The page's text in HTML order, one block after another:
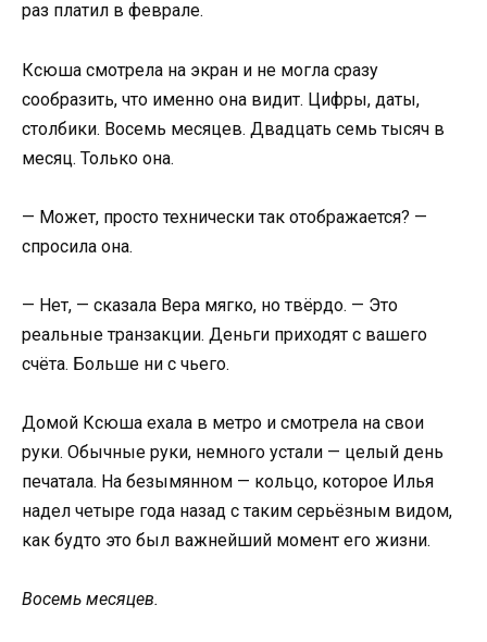
раз платил в феврале.
Ксюша смотрела на экран и не могла сразу
сообразить, что именно она видит. Цифры, даты,
столбики. Восемь месяцев. Двадцать семь тысяч в
месяц. Только она.
— Может, просто технически так отображается? —
спросила она.
— Нет, — сказала Вера мягко, но твёрдо. — Это
реальные транзакции. Деньги приходят с вашего
счёта. Больше ни с чьего.
Домой Ксюша ехала в метро и смотрела на свои
руки. Обычные руки, немного устали — целый день
печатала. На безымянном — кольцо, которое Илья
надел четыре года назад с таким серьёзным видом,
как будто это был важнейший момент его жизни.
Восемь месяцев.